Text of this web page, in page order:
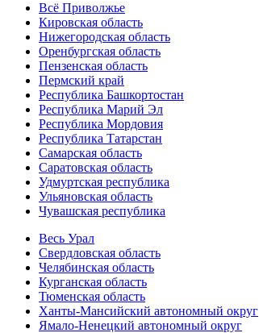
Всё Приволжье
Кировская область
Нижегородская область
Оренбургская область
Пензенская область
Пермский край
Республика Башкортостан
Республика Марий Эл
Республика Мордовия
Республика Татарстан
Самарская область
Саратовская область
Удмуртская республика
Ульяновская область
Чувашская республика
Весь Урал
Свердловская область
Челябинская область
Курганская область
Тюменская область
Ханты-Мансийский автономный округ
Ямало-Ненецкий автономный округ